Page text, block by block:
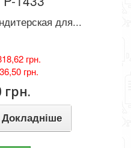
для...
грн.
грн.
грн.
Докладніше